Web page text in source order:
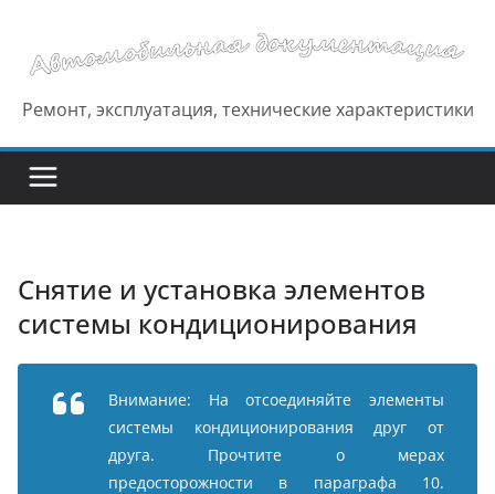
содержимому
Ремонт, эксплуатация, технические характеристики
Снятие и установка элементов
системы кондиционирования
Внимание: На отсоединяйте элементы
системы кондиционирования друг от
друга. Прочтите о мерах
предосторожности в параграфа 10.